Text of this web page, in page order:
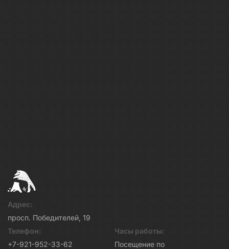
Адрес:
просп. Победителей, 19
Телефон:
+7-921-952-33-62
Часы работы:
Посещение по